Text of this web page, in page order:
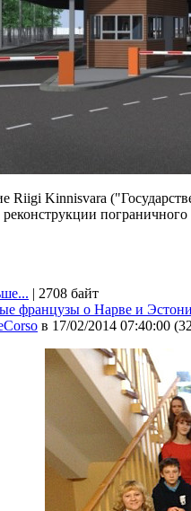
Riigi Kinnisvara
реконструкции
| 2708 байт
французы о Нарве и
в 17/02/2014 07:40:00 (